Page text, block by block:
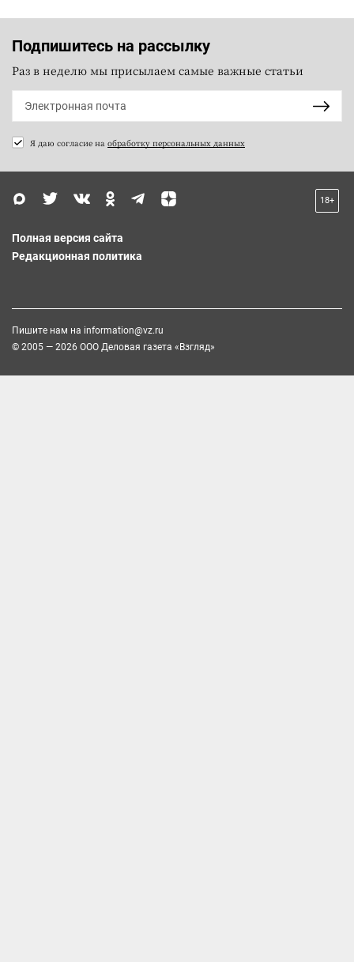
Подпишитесь на рассылку
Раз в неделю мы присылаем самые важные статьи
Я даю согласие на обработку персональных данных
18+
Полная версия сайта
Редакционная политика
Пишите нам на information@vz.ru
© 2005 — 2026 ООО Деловая газета «Взгляд»